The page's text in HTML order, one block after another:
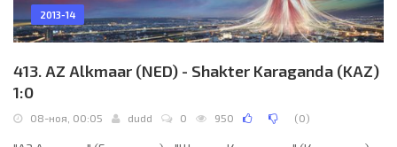
2013-14
413. AZ Alkmaar (NED) - Shakter Karaganda (KAZ)
1:0
08-ноя, 00:05 dudd 0 950 (0)